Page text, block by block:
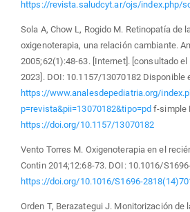
https://revista.saludcyt.ar/ojs/index.php/
Sola A, Chow L, Rogido M. Retinopatía de
oxigenoterapia, una relación cambiante.
2005;62(1):48-63. [Internet]. [consultado
2023]. DOI: 10.1157/13070182 Disponible
https://www.analesdepediatria.org/
p=revista&pii=13070182&tipo=pd f-simple
https://doi.org/10.1157/13070182
Vento Torres M. Oxigenoterapia en el
Contin 2014;12:68-73. DOI: 10.1016/
https://doi.org/10.1016/S1696-
Orden T, Berazategui J. Monitorización de